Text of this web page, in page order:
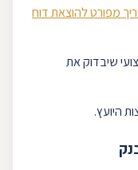
מפורט להוצאת דוח
שיבדוק את
היועץ.